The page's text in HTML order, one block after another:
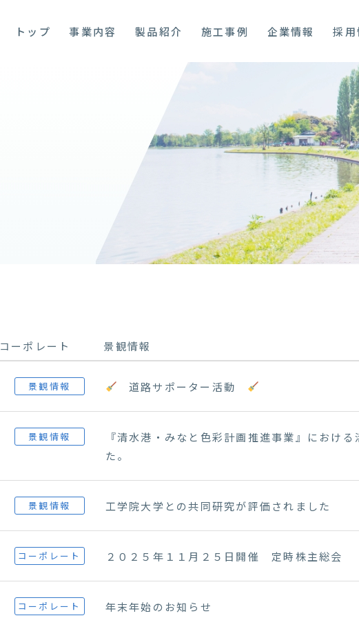
トップ 事業内容 製品紹介 施工事例 企業情報 採用
コーポレート 景観情報
景観情報 道路サポーター活動
景観情報
『清水港・みなと色彩計画推進事業』におけ
た。
景観情報 工学院大学との共同研究が評価されました
コーポレート ２０２５年１１月２５日開催 定時株主総会
コーポレート 年末年始のお知らせ